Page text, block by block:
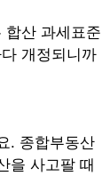
합산 과세표준
개정되니까
. 종합부동산
을 사고팔 때